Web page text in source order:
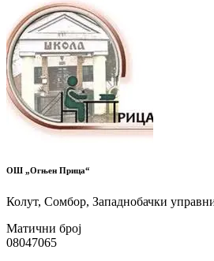
ОШ „Огњен Прица“
Колут, Сомбор, Западнобачки
Матични број
08047065